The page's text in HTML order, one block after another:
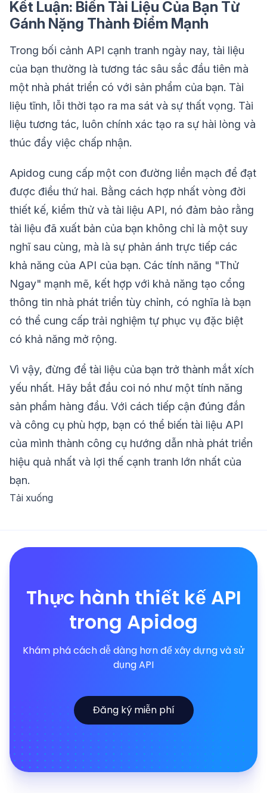
Kết Luận: Biến Tài Liệu Của Bạn Từ
Gánh Nặng Thành Điểm Mạnh
Trong bối cảnh API cạnh tranh ngày nay, tài liệu
của bạn thường là tương tác sâu sắc đầu tiên mà
một nhà phát triển có với sản phẩm của bạn. Tài
liệu tĩnh, lỗi thời tạo ra ma sát và sự thất vọng. Tài
liệu tương tác, luôn chính xác tạo ra sự hài lòng và
thúc đẩy việc chấp nhận.
Apidog cung cấp một con đường liền mạch để đạt
được điều thứ hai. Bằng cách hợp nhất vòng đời
thiết kế, kiểm thử và tài liệu API, nó đảm bảo rằng
tài liệu đã xuất bản của bạn không chỉ là một suy
nghĩ sau cùng, mà là sự phản ánh trực tiếp các
khả năng của API của bạn. Các tính năng "Thử
Ngay" mạnh mẽ, kết hợp với khả năng tạo cổng
thông tin nhà phát triển tùy chỉnh, có nghĩa là bạn
có thể cung cấp trải nghiệm tự phục vụ đặc biệt
có khả năng mở rộng.
Vì vậy, đừng để tài liệu của bạn trở thành mắt xích
yếu nhất. Hãy bắt đầu coi nó như một tính năng
sản phẩm hàng đầu. Với cách tiếp cận đúng đắn
và công cụ phù hợp, bạn có thể biến tài liệu API
của mình thành công cụ hướng dẫn nhà phát triển
hiệu quả nhất và lợi thế cạnh tranh lớn nhất của
bạn.
Tải xuống
Thực hành thiết kế API
trong Apidog
Khám phá cách dễ dàng hơn để xây dựng và sử
dụng API
Đăng ký miễn phí